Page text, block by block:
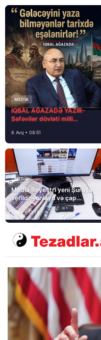
MEDİA
İQBAL AĞAZADƏ YAZIR-
Səfəvilər dövləti milli
8 Avq • 08:51
MEDİA
Media Reyestri yeni Şuraya
verildi – onlayn və çap
mediasını nə gözləyir?
7 Avq • 15:14